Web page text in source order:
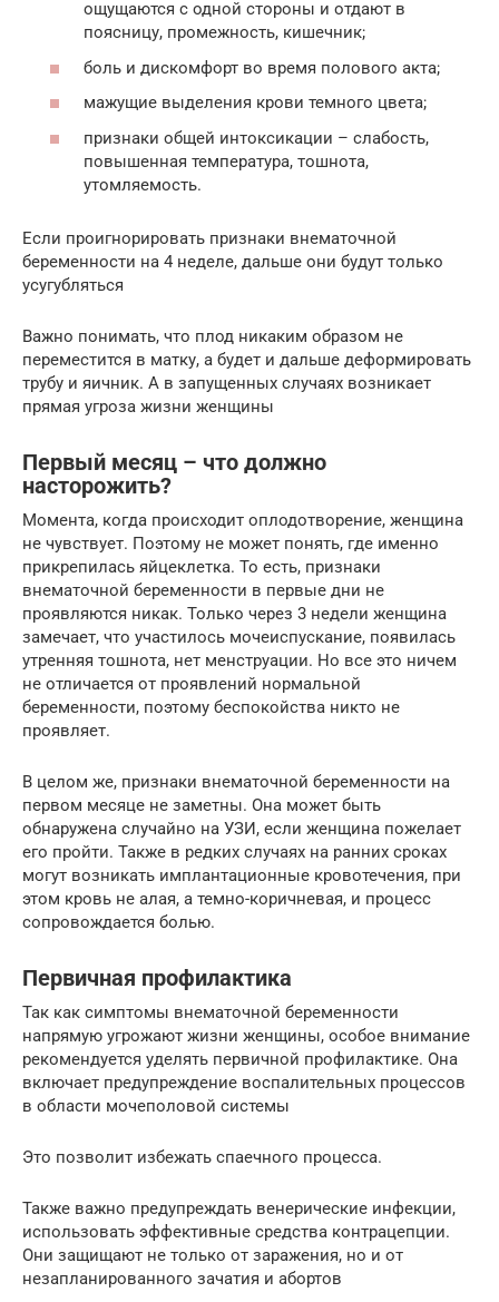
ощущаются с одной стороны и отдают в
поясницу, промежность, кишечник;
боль и дискомфорт во время полового акта;
мажущие выделения крови темного цвета;
признаки общей интоксикации – слабость,
повышенная температура, тошнота,
утомляемость.
Если проигнорировать признаки внематочной
беременности на 4 неделе, дальше они будут только
усугубляться
Важно понимать, что плод никаким образом не
переместится в матку, а будет и дальше деформировать
трубу и яичник. А в запущенных случаях возникает
прямая угроза жизни женщины
Первый месяц – что должно
насторожить?
Момента, когда происходит оплодотворение, женщина
не чувствует. Поэтому не может понять, где именно
прикрепилась яйцеклетка. То есть, признаки
внематочной беременности в первые дни не
проявляются никак. Только через 3 недели женщина
замечает, что участилось мочеиспускание, появилась
утренняя тошнота, нет менструации. Но все это ничем
не отличается от проявлений нормальной
беременности, поэтому беспокойства никто не
проявляет.
В целом же, признаки внематочной беременности на
первом месяце не заметны. Она может быть
обнаружена случайно на УЗИ, если женщина пожелает
его пройти. Также в редких случаях на ранних сроках
могут возникать имплантационные кровотечения, при
этом кровь не алая, а темно-коричневая, и процесс
сопровождается болью.
Первичная профилактика
Так как симптомы внематочной беременности
напрямую угрожают жизни женщины, особое внимание
рекомендуется уделять первичной профилактике. Она
включает предупреждение воспалительных процессов
в области мочеполовой системы
Это позволит избежать спаечного процесса.
Также важно предупреждать венерические инфекции,
использовать эффективные средства контрацепции.
Они защищают не только от заражения, но и от
незапланированного зачатия и абортов